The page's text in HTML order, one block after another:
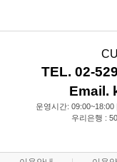
TEL. 02-
Email.
운영시간:
우리은행 :